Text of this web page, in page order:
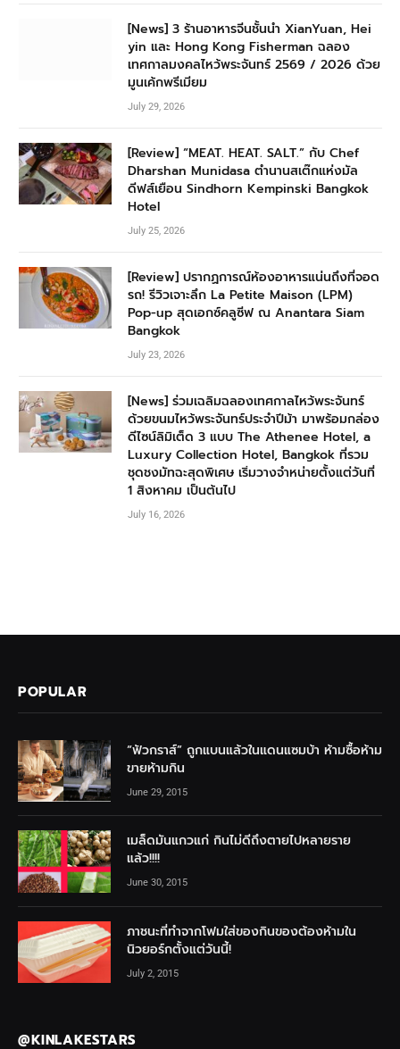
[News] 3 ร้านอาหารจีนชั้นนำ XianYuan, Hei
yin และ Hong Kong Fisherman ฉลอง
เทศกาลมงคลไหว้พระจันทร์ 2569 / 2026 ด้วย
มูนเค้กพรีเมียม
July 29, 2026
[Review] “MEAT. HEAT. SALT.” กับ Chef
Dharshan Munidasa ตำนานสเต๊กแห่งมัล
ดีฟส์เยือน Sindhorn Kempinski Bangkok
Hotel
July 25, 2026
[Review] ปรากฏการณ์ห้องอาหารแน่นถึงที่จอด
รถ! รีวิวเจาะลึก La Petite Maison (LPM)
Pop-up สุดเอกซ์คลูซีฟ ณ Anantara Siam
Bangkok
July 23, 2026
[News] ร่วมเฉลิมฉลองเทศกาลไหว้พระจันทร์
ด้วยขนมไหว้พระจันทร์ประจำปีม้า มาพร้อมกล่อง
ดีไซน์ลิมิเต็ด 3 แบบ The Athenee Hotel, a
Luxury Collection Hotel, Bangkok ที่รวม
ชุดชงมัทฉะสุดพิเศษ เริ่มวางจำหน่ายตั้งแต่วันที่
1 สิงหาคม เป็นต้นไป
July 16, 2026
POPULAR
“ฟัวกราส์” ถูกแบนแล้วในแดนแซมบ้า ห้ามซื้อห้าม
ขายห้ามกิน
June 29, 2015
เมล็ดมันแกวแก่ กินไม่ดีถึงตายไปหลายราย
แล้ว!!!!
June 30, 2015
ภาชนะที่ทำจากโฟมใส่ของกินของต้องห้ามใน
นิวยอร์กตั้งแต่วันนี้!
July 2, 2015
@KINLAKESTARS